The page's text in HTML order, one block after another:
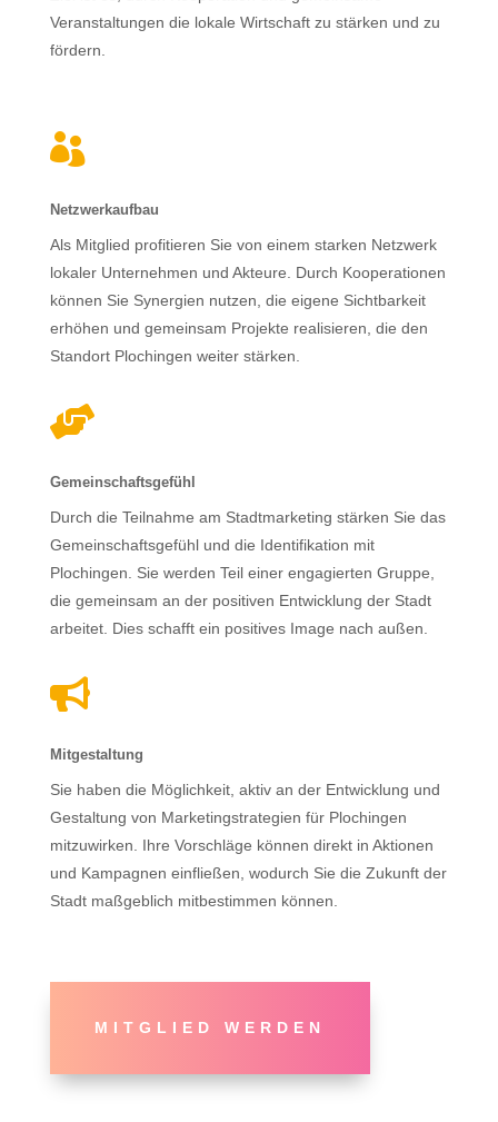
Veranstaltungen die lokale Wirtschaft zu stärken und zu
fördern.

Netzwerkaufbau
Als Mitglied profitieren Sie von einem starken Netzwerk
lokaler Unternehmen und Akteure. Durch Kooperationen
können Sie Synergien nutzen, die eigene Sichtbarkeit
erhöhen und gemeinsam Projekte realisieren, die den
Standort Plochingen weiter stärken.

Gemeinschaftsgefühl
Durch die Teilnahme am Stadtmarketing stärken Sie das
Gemeinschaftsgefühl und die Identifikation mit
Plochingen. Sie werden Teil einer engagierten Gruppe,
die gemeinsam an der positiven Entwicklung der Stadt
arbeitet. Dies schafft ein positives Image nach außen.

Mitgestaltung
Sie haben die Möglichkeit, aktiv an der Entwicklung und
Gestaltung von Marketingstrategien für Plochingen
mitzuwirken. Ihre Vorschläge können direkt in Aktionen
und Kampagnen einfließen, wodurch Sie die Zukunft der
Stadt maßgeblich mitbestimmen können.
MITGLIED WERDEN